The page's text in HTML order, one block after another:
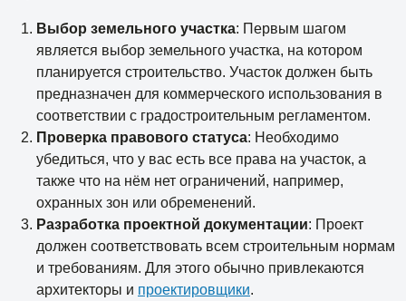
Выбор земельного участка: Первым шагом
является выбор земельного участка, на котором
планируется строительство. Участок должен быть
предназначен для коммерческого использования в
соответствии с градостроительным регламентом.
Проверка правового статуса: Необходимо
убедиться, что у вас есть все права на участок, а
также что на нём нет ограничений, например,
охранных зон или обременений.
Разработка проектной документации: Проект
должен соответствовать всем строительным нормам
и требованиям. Для этого обычно привлекаются
архитекторы и проектировщики.